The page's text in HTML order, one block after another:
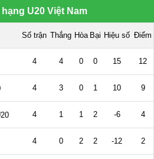
U20 Việt Nam
Số trận Thắng Hòa Bại Hiệu số Điểm
4 4 0 0 15 12
4 3 0 1 10 9
4 1 1 2 -6 4
4 0 2 2 -12 2